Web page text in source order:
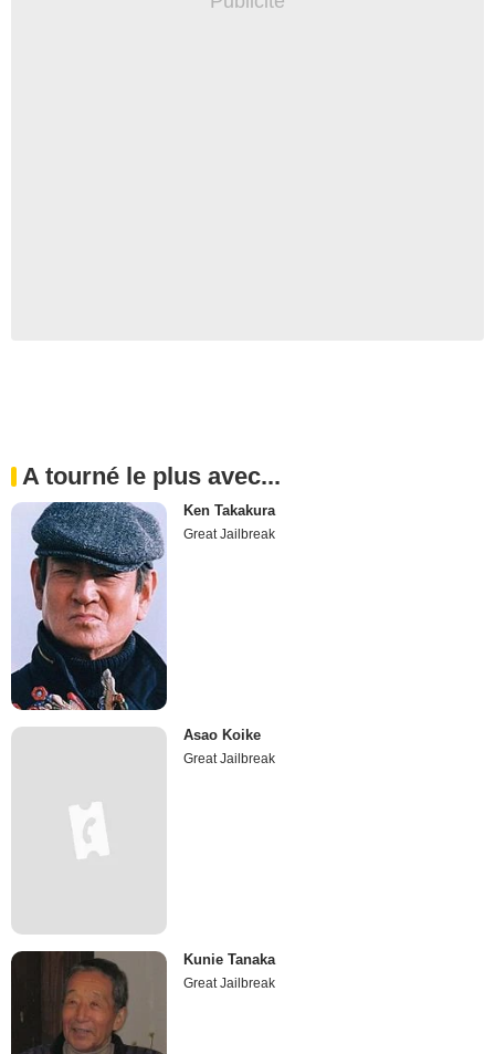
A tourné le plus avec...
Ken Takakura
Great Jailbreak
Asao Koike
Great Jailbreak
Kunie Tanaka
Great Jailbreak